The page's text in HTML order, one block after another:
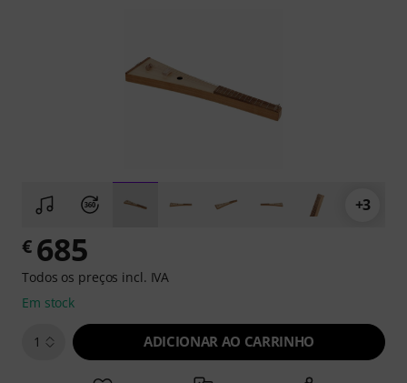
+3
€ 685
Todos os preços incl. IVA
Em stock
1 ADICIONAR AO CARRINHO